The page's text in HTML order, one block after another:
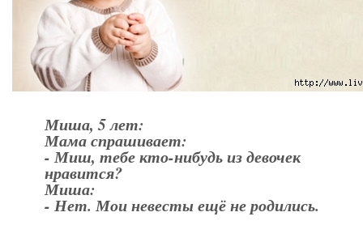
Миша, 5 лет:
Мама спрашивает:
- Миш, тебе кто-нибудь из девочек
нравится?
Миша:
- Нет. Мои невесты ещё не родились.